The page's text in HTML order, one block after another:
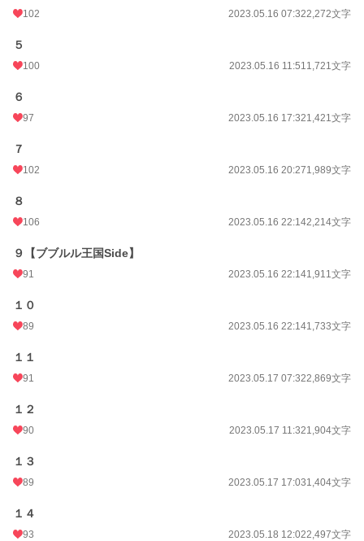
いっぽう、ヴィレーナを雑に扱ってきたブブルル王国では、聖なる力による結
※【完結】を入れたら文字数オーバーしちゃったので、サブタイトルは消しまし
小説
恋愛
お気に入り
24h.ポイント
文字数 62,367
初回公開日時
年間ポイント
累計ポイント
102 2023.05.16 07:322,272文字
５
100 2023.05.16 11:511,721文字
６
97 2023.05.16 17:321,421文字
７
102 2023.05.16 20:271,989文字
８
106 2023.05.16 22:142,214文字
９【ブブルル王国Side】
91 2023.05.16 22:141,911文字
１０
89 2023.05.16 22:141,733文字
１１
91 2023.05.17 07:322,869文字
１２
90 2023.05.17 11:321,904文字
１３
89 2023.05.17 17:031,404文字
１４
93 2023.05.18 12:022,497文字